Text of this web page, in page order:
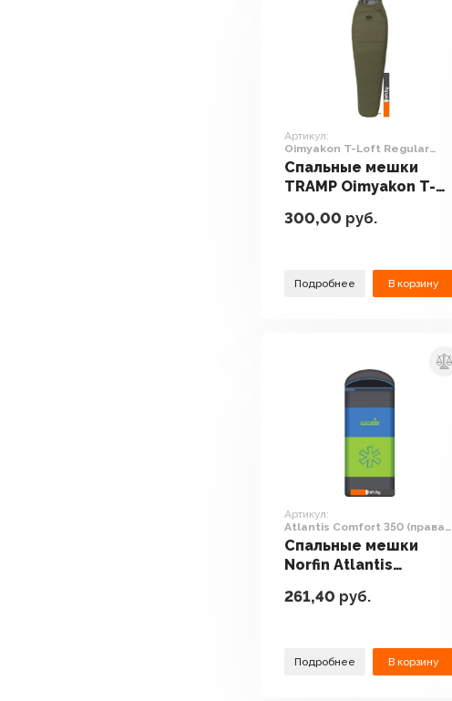
Артикул:
Oimyakon T-Loft Regular
(правая молния, хаки)
Спальные мешки
TRAMP Oimyakon T-
молния, хаки)
300,00 руб.
Подробнее В корзину
Артикул:
Atlantis Comfort 350 (правая
молния)
Спальные мешки
Norfin Atlantis
молния)
261,40 руб.
Подробнее В корзину